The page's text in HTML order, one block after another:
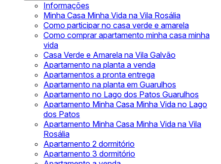
Informações
Minha Casa Minha Vida na Vila Rosália
Como participar no casa verde e amarela
Como comprar apartamento minha casa minha
vida
Casa Verde e Amarela na Vila Galvão
Apartamento na planta a venda
Apartamentos a pronta entrega
Apartamento na planta em Guarulhos
Apartamento no Lago dos Patos Guarulhos
Apartamento Minha Casa Minha Vida no Lago
dos Patos
Apartamento Minha Casa Minha Vida na Vila
Rosália
Apartamento 2 dormitório
Apartamento 3 dormitório